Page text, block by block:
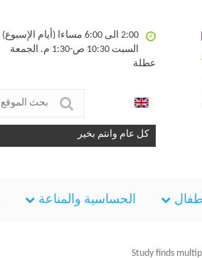
2:00 الى 6:00 مساءا (أيام الإسبوع)
السبت 10:30 ص-1:30 م. الجمعة
عطلة
كل عام وانتم بخير
الحساسية والمناعة
Study finds